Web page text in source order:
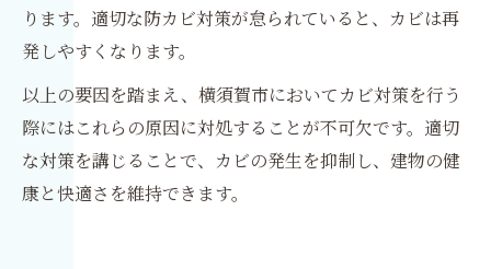
ります。適切な防カビ対策が怠られていると、カビは再
発しやすくなります。
以上の要因を踏まえ、横須賀市においてカビ対策を行う
際にはこれらの原因に対処することが不可欠です。適切
な対策を講じることで、カビの発生を抑制し、建物の健
康と快適さを維持できます。